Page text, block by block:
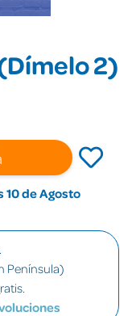
2)
10 de Agosto
Península)